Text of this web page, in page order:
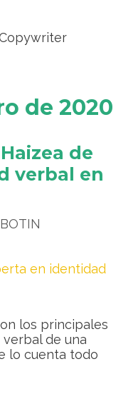
de 2020
de
verbal en
los principales
de una
lo cuenta todo